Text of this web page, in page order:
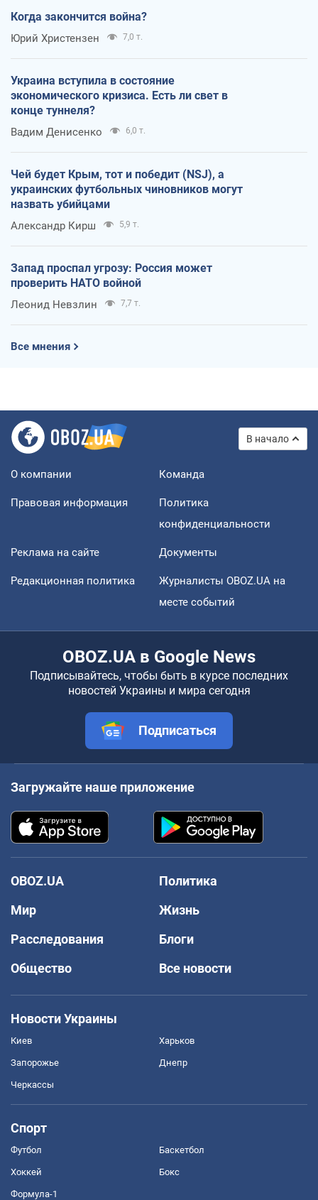
Когда закончится война?
Юрий Христензен 7,0 т.
Украина вступила в состояние
экономического кризиса. Есть ли свет в
конце туннеля?
Вадим Денисенко 6,0 т.
Чей будет Крым, тот и победит (NSJ), а
украинских футбольных чиновников могут
назвать убийцами
Александр Кирш 5,9 т.
Запад проспал угрозу: Россия может
проверить НАТО войной
Леонид Невзлин 7,7 т.
Все мнения
В начало
О компании Команда
Правовая информация
Политика
конфиденциальности
Реклама на сайте Документы
Редакционная политика
Журналисты OBOZ.UA на
месте событий
OBOZ.UA в Google News
Подписывайтесь, чтобы быть в курсе последних
новостей Украины и мира сегодня
Подписаться
Загружайте наше приложение
OBOZ.UA
Политика
Мир
Жизнь
Расследования
Блоги
Общество
Все новости
Новости Украины
Киев Харьков
Запорожье Днепр
Черкассы
Спорт
Футбол Баскетбол
Хоккей Бокс
Формула-1